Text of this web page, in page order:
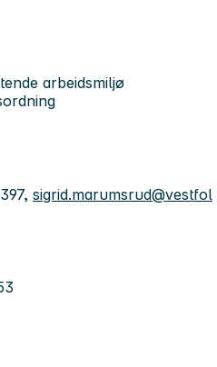
arbeidsmiljø
sigrid.marumsrud@vestfol